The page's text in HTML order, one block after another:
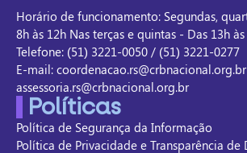
Horário de funcionamento: Segundas,
8h às 12h Nas terças e quintas - Das 13h
Telefone: (51) 3221-0050 / (51) 3221-0277
E-mail:
assessoria.rs@crbnacional.org.br
Políticas
Política de Segurança da Informação
Política de Privacidade e Transparência de